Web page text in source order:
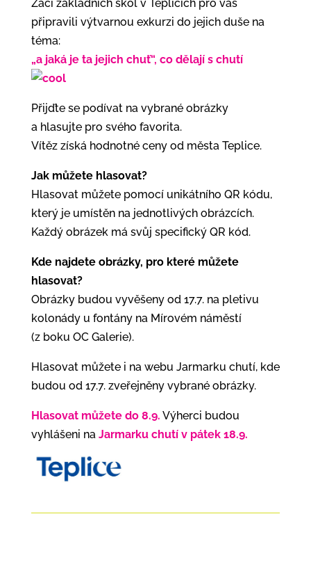
Žáci základních škol v Teplicích pro vás
připravili výtvarnou exkurzi do jejich duše na
téma:
„a jaká je ta jejich chuť“, co dělají s chutí
Přijďte se podívat na vybrané obrázky
a hlasujte pro svého favorita.
Vítěz získá hodnotné ceny od města Teplice.
Jak můžete hlasovat?
Hlasovat můžete pomocí unikátního QR kódu,
který je umístěn na jednotlivých obrázcích.
Každý obrázek má svůj specifický QR kód.
Kde najdete obrázky, pro které můžete
hlasovat?
Obrázky budou vyvěšeny od 17.7. na pletivu
kolonády u fontány na Mírovém náměstí
(z boku OC Galerie).
Hlasovat můžete i na webu Jarmarku chutí, kde
budou od 17.7. zveřejněny vybrané obrázky.
Hlasovat můžete do 8.9. Výherci budou
vyhlášeni na Jarmarku chutí v pátek 18.9.